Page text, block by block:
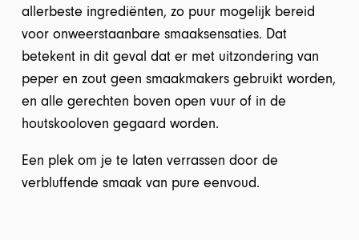
allerbeste ingrediënten, zo puur mogelijk bereid
voor onweerstaanbare smaaksensaties. Dat
betekent in dit geval dat er met uitzondering van
peper en zout geen smaakmakers gebruikt worden,
en alle gerechten boven open vuur of in de
houtskooloven gegaard worden.
Een plek om je te laten verrassen door de
verbluffende smaak van pure eenvoud.